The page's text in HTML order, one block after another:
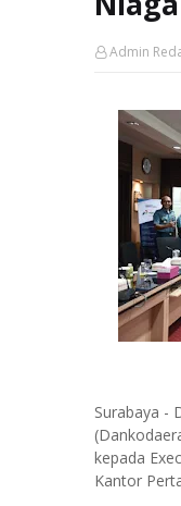
Admin
Surabaya -
kepada
Kantor